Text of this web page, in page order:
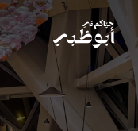
نشاطات لا